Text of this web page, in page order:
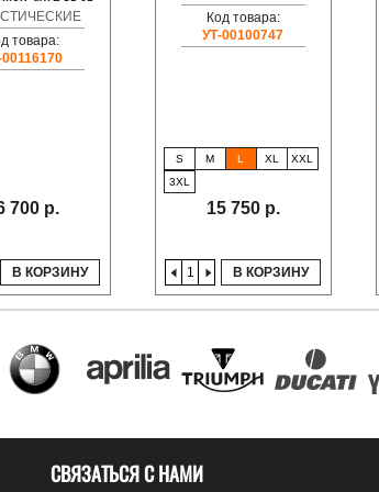
товара:
700 р.
В КОРЗИНУ
Код товара:
УТ-00100747
S M L XL
XXL
3XL
15 750 р.
В КОРЗИНУ
СВЯЗАТЬСЯ С НАМИ